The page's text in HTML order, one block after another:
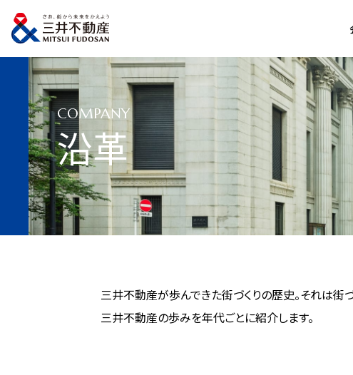
トップページ 会社情報
COMPANY
沿革
三井不動産が歩んできた街づくりの歴史。それは街
三井不動産の歩みを年代ごとに紹介します。